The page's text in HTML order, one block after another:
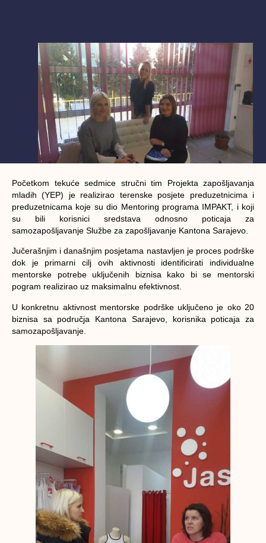
Početkom tekuće sedmice stručni tim Projekta zapošljavanja
mladih (YEP) je realizirao terenske posjete preduzetnicima i
preduzetnicama koje su dio Mentoring programa IMPAKT, i koji
su bili korisnici sredstava odnosno poticaja za
samozapošljavanje Službe za zapošljavanje Kantona Sarajevo.
Jučerašnjim i današnjim posjetama nastavljen je proces podrške
dok je primarni cilj ovih aktivnosti identificirati individualne
mentorske potrebe uključenih biznisa kako bi se mentorski
pogram realizirao uz maksimalnu efektivnost.
U konkretnu aktivnost mentorske podrške uključeno je oko 20
biznisa sa područja Kantona Sarajevo, korisnika poticaja za
samozapošljavanje.